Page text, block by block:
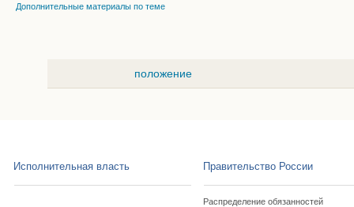
Дополнительные материалы по теме
положение
Исполнительная власть Правительство России
Распределение обязанностей